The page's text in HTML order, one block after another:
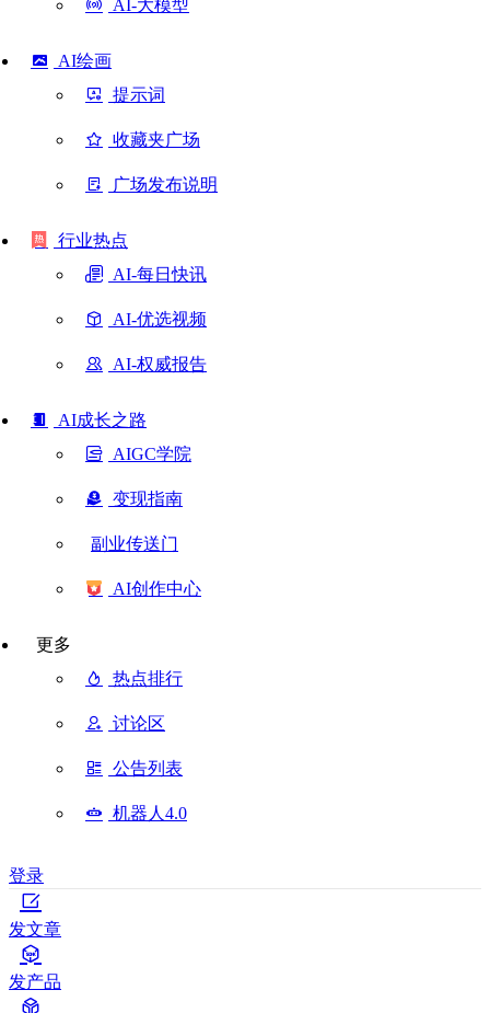
AI-大模型
AI绘画
提示词
收藏夹广场
广场发布说明
行业热点
AI-每日快讯
AI-优选视频
AI-权威报告
AI成长之路
AIGC学院
变现指南
副业传送门
AI创作中心
更多
热点排行
讨论区
公告列表
机器人4.0
登录
发文章
发产品